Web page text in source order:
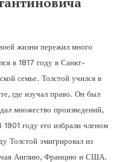
жизни пережил много
в 1817 году в Санкт-
семье. Толстой учился в
где изучал право. Он был
множество произведений,
году его избрали членом
Толстой эмигрировал из
Англию, Францию и США.